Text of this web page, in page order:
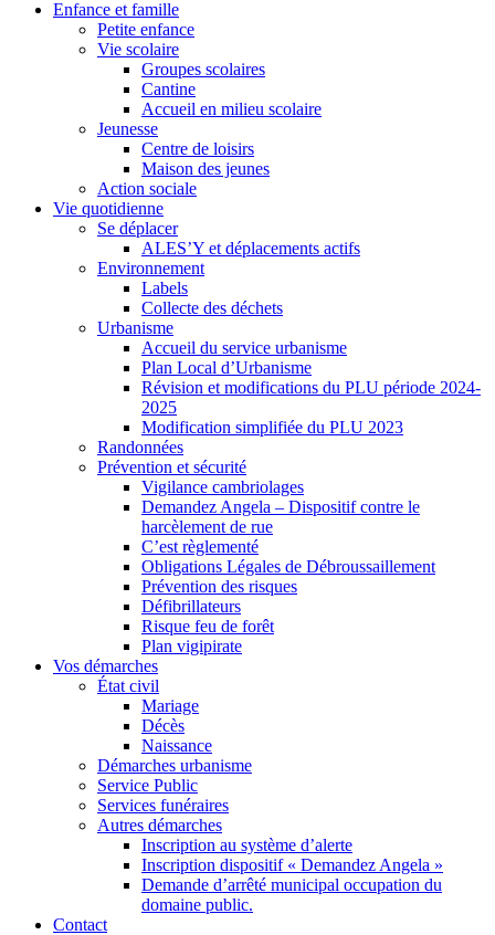
Enfance et famille
Petite enfance
Vie scolaire
Groupes scolaires
Cantine
Accueil en milieu scolaire
Jeunesse
Centre de loisirs
Maison des jeunes
Action sociale
Vie quotidienne
Se déplacer
ALES’Y et déplacements actifs
Environnement
Labels
Collecte des déchets
Urbanisme
Accueil du service urbanisme
Plan Local d’Urbanisme
Révision et modifications du PLU période 2024-
2025
Modification simplifiée du PLU 2023
Randonnées
Prévention et sécurité
Vigilance cambriolages
Demandez Angela – Dispositif contre le
harcèlement de rue
C’est règlementé
Obligations Légales de Débroussaillement
Prévention des risques
Défibrillateurs
Risque feu de forêt
Plan vigipirate
Vos démarches
État civil
Mariage
Décès
Naissance
Démarches urbanisme
Service Public
Services funéraires
Autres démarches
Inscription au système d’alerte
Inscription dispositif « Demandez Angela »
Demande d’arrêté municipal occupation du
domaine public.
Contact